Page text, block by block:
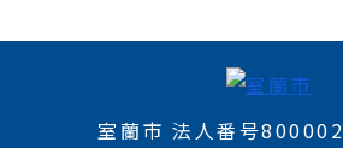
室蘭市 法人番号